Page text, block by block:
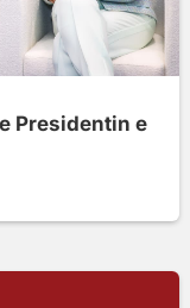
Presidentin e